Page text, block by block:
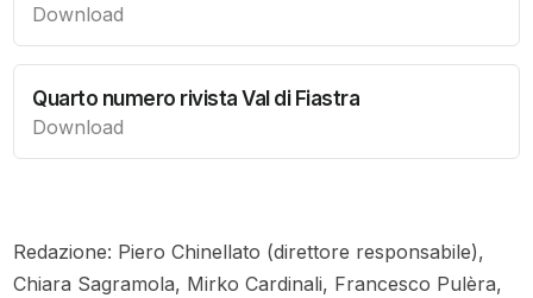
Download
Quarto numero rivista Val di Fiastra
Download
Redazione: Piero Chinellato (direttore responsabile),
Chiara Sagramola, Mirko Cardinali, Francesco Pulèra,